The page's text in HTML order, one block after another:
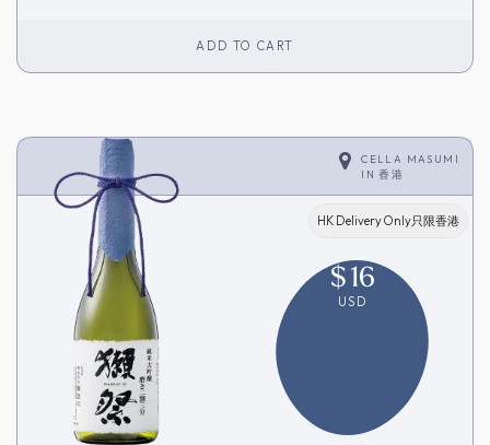
ADD TO CART
CELLA MASUMI
IN香港
HK Delivery Only只限香港
$16
USD